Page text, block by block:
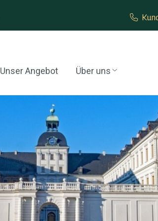
Unser Angebot Über uns